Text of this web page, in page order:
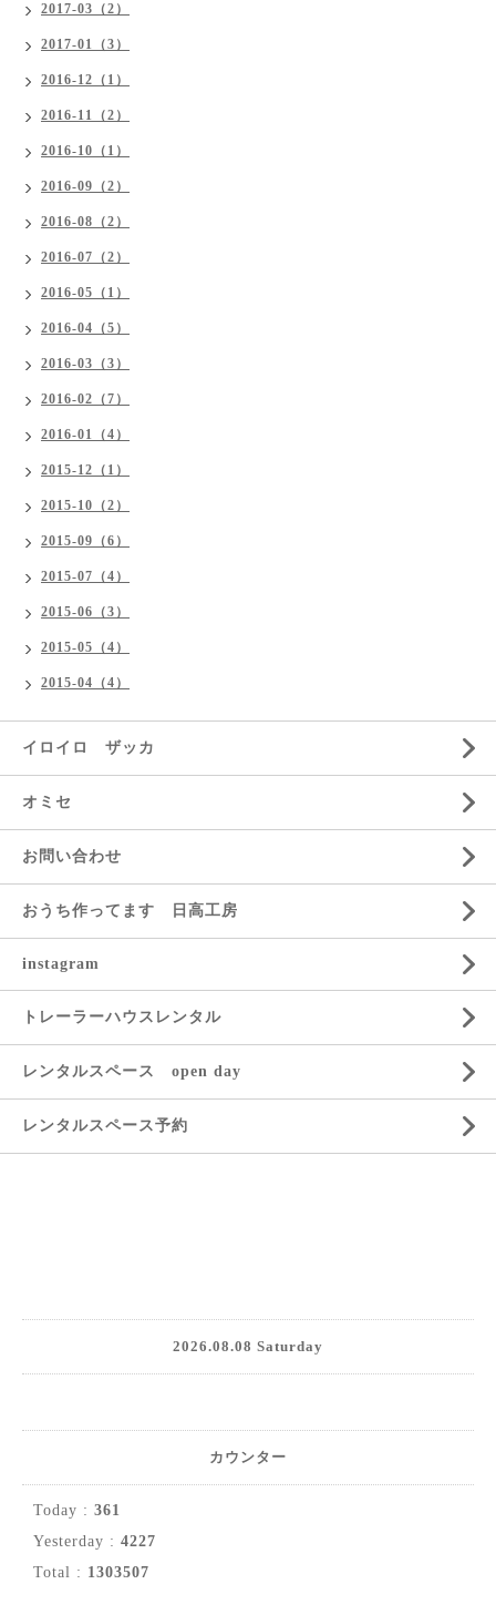
2017-03（2）
2017-01（3）
2016-12（1）
2016-11（2）
2016-10（1）
2016-09（2）
2016-08（2）
2016-07（2）
2016-05（1）
2016-04（5）
2016-03（3）
2016-02（7）
2016-01（4）
2015-12（1）
2015-10（2）
2015-09（6）
2015-07（4）
2015-06（3）
2015-05（4）
2015-04（4）
イロイロ ザッカ
オミセ
お問い合わせ
おうち作ってます 日高工房
instagram
トレーラーハウスレンタル
レンタルスペース open day
レンタルスペース予約
2026.08.08 Saturday
カウンター
Today : 361
Yesterday : 4227
Total : 1303507